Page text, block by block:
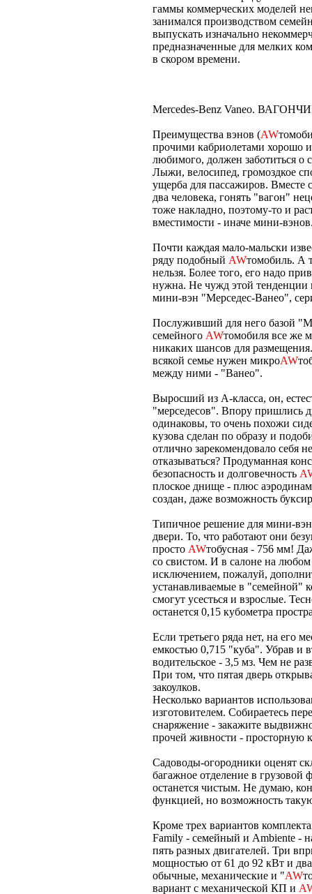
гаммы коммерческих моделей
занимался производством
выпускать изначально
предназначенные для мелких
в скором времени.
Mercedes-Benz Vaneo.
Преимущества вэнов (AW
прочими кабриолетами хорошо
любимого, должен заботиться о
Лыжи, велосипед, громоздкое
ущерба для пассажиров. Вместе
два человека, гонять "вагон"
тоже накладно, поэтому-то и
вместимости - иначе мини-
Почти каждая мало-мальски
ряду подобный AWтомобиль. А
нельзя. Более того, его надо
нужна. Не чужд этой
мини-вэн "Мерседес-Ванео",
Послуживший для него базой
семейного AWтомобиля все же
никаких шансов для
всякой семье нужен микроAW
между ними - "Ванео".
Выросший из А-класса, он,
"мерседесов". Впору пришлись
одинаковы, то очень похожи
кузова сделан по образу и
отлично зарекомендовало себя
отказываться? Продуманная
безопасность и долговечность
плоское днище - плюс
создан, даже возможность
Типичное решение для мини-
двери. То, что работают они
просто AWтобусная - 756 мм!
со свистом. И в салоне на любом
исключением, пожалуй,
устанавливаемые в "семейной"
смогут усесться и взрослые.
останется 0,15 кубометра
Если третьего ряда нет, на его
емкостью 0,715 "куба". Убрав и
водительское - 3,5 мз. Чем не
При том, что пятая дверь
закоулков.
Несколько вариантов
изготовителем. Собираетесь
снаряжение - закажите
прочей живности - просторную
Садоводы-огородники оценят
багажное отделение в грузовой
останется чистым. Не думаю,
функцией, но возможность
Кроме трех вариантов
Family - семейный и Ambiente -
пять разных двигателей. Три
мощностью от 61 до 92 кВт и
обычные, механические и "AW
вариант с механической КП и